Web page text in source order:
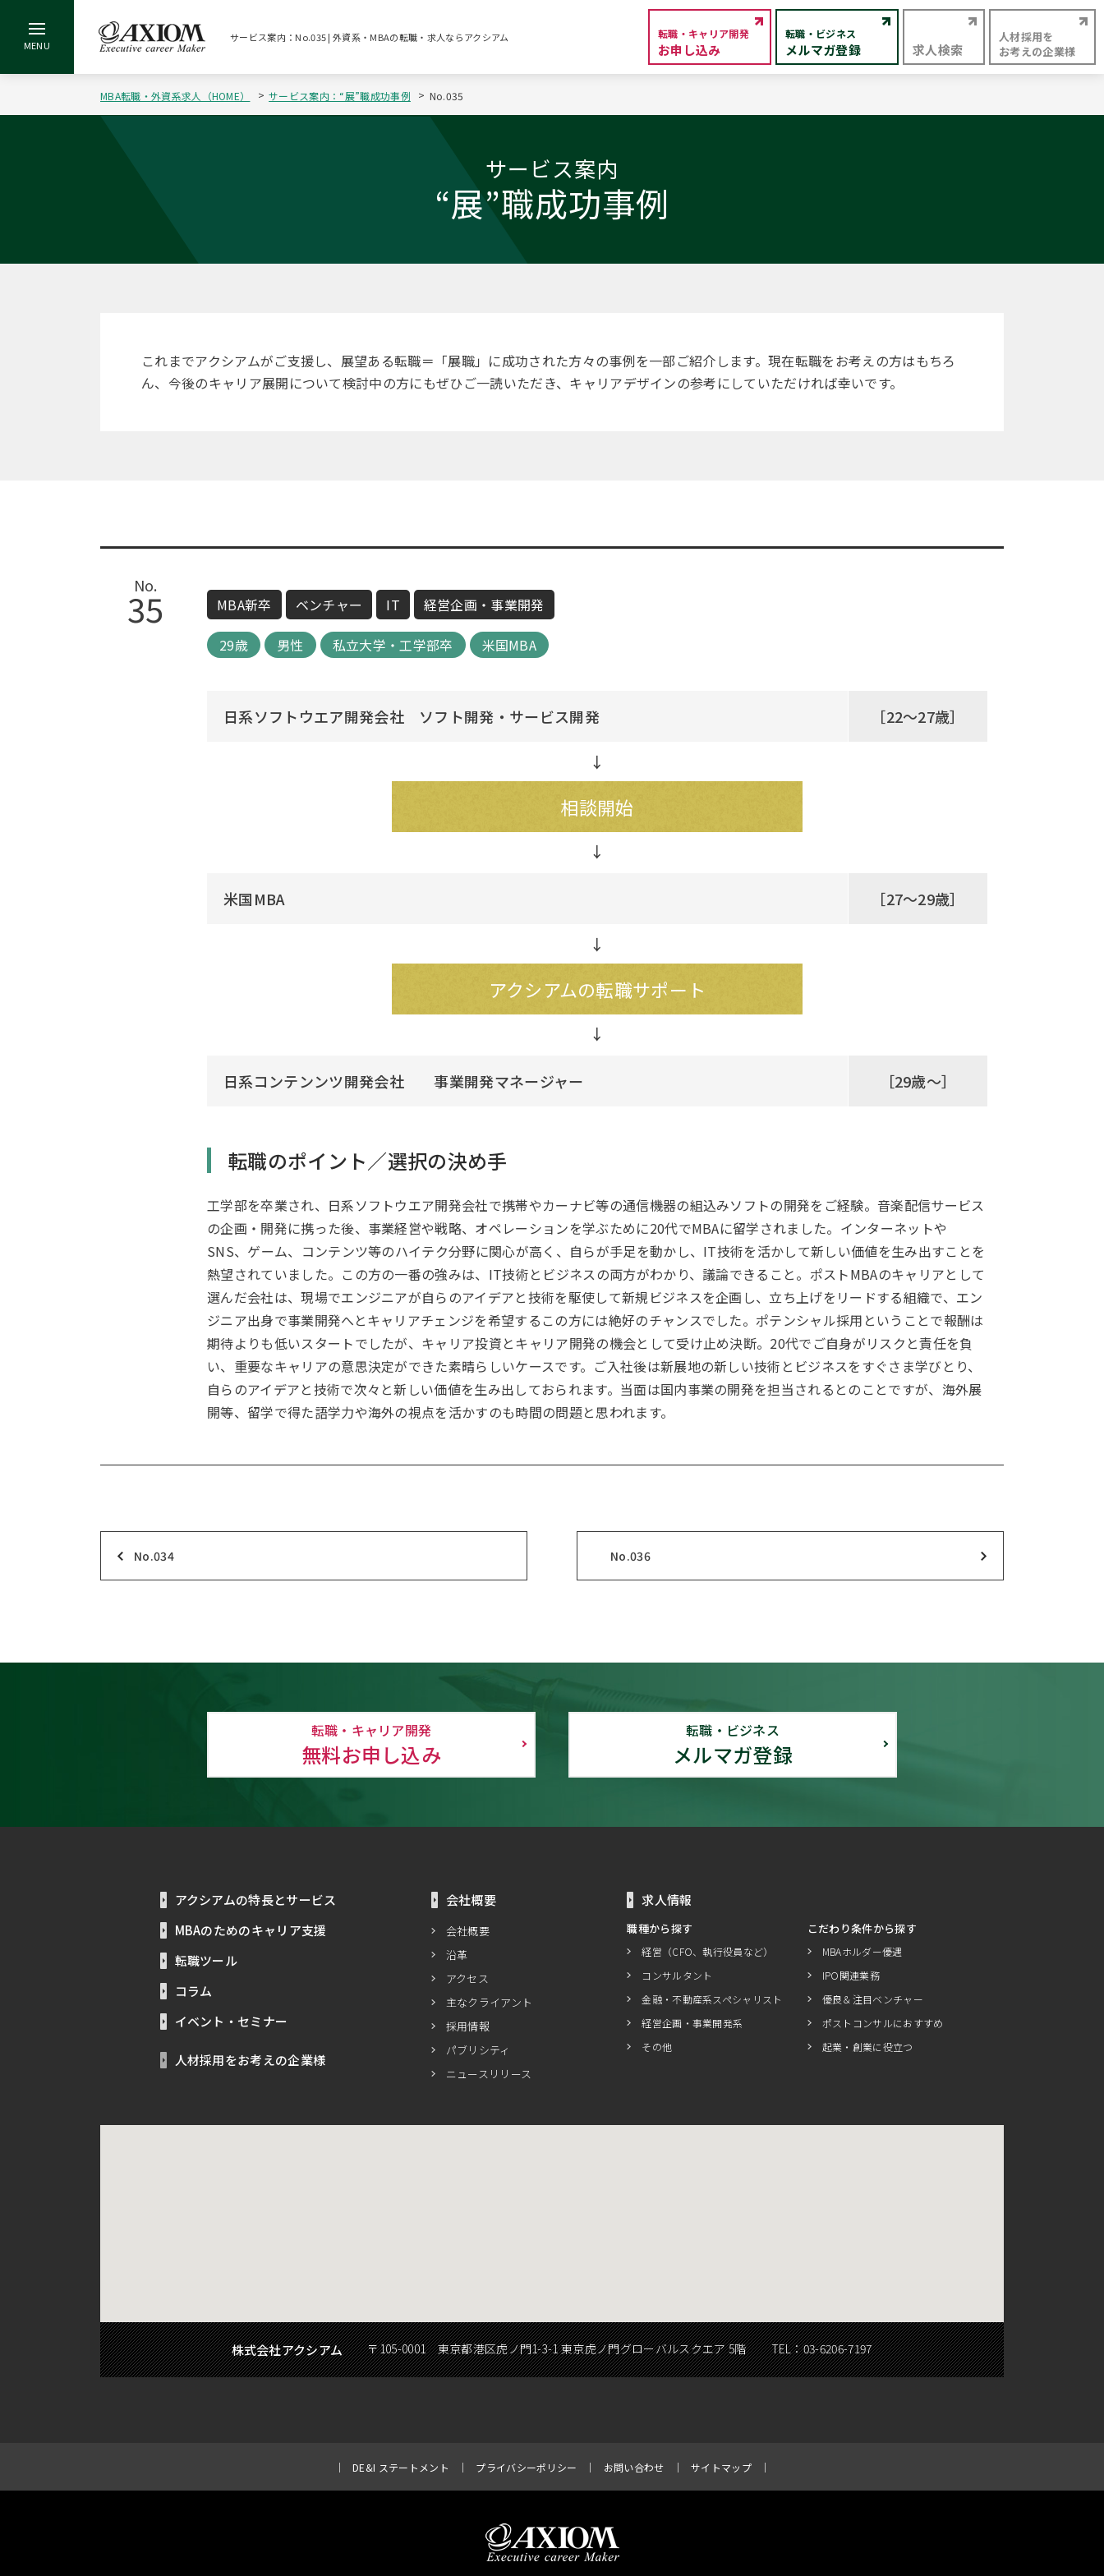
サービス案内：No.035 | 外資系・MBAの転職・求人ならアクシアム 転職・キャリア開発
お申し込み
転職・ビジネス
メルマガ登録 求人検索
人材採用を
お考えの企業様
MBA転職・外資系求人（HOME） サービス案内：“展”職成功事例 No.035
サービス案内
“展”職成功事例
これまでアクシアムがご支援し、展望ある転職＝「展職」に成功された方々の事例を一部ご紹介します。現在転職をお考えの方はもちろ
ん、今後のキャリア展開について検討中の方にもぜひご一読いただき、キャリアデザインの参考にしていただければ幸いです。
No.
35 MBA新卒 ベンチャー IT 経営企画・事業開発
29歳 男性 私立大学・工学部卒 米国MBA
日系ソフトウエア開発会社 ソフト開発・サービス開発 ［22～27歳］
↓
相談開始
米国MBA ［27～29歳］
↓
アクシアムの転職サポート
日系コンテンンツ開発会社 事業開発マネージャー ［29歳～］
転職のポイント／選択の決め手
工学部を卒業され、日系ソフトウエア開発会社で携帯やカーナビ等の通信機器の組込みソフトの開発をご経験。音楽配信サービス
の企画・開発に携った後、事業経営や戦略、オペレーションを学ぶために20代でMBAに留学されました。インターネットや
SNS、ゲーム、コンテンツ等のハイテク分野に関心が高く、自らが手足を動かし、IT技術を活かして新しい価値を生み出すことを
熱望されていました。この方の一番の強みは、IT技術とビジネスの両方がわかり、議論できること。ポストMBAのキャリアとして
選んだ会社は、現場でエンジニアが自らのアイデアと技術を駆使して新規ビジネスを企画し、立ち上げをリードする組織で、エン
ジニア出身で事業開発へとキャリアチェンジを希望するこの方には絶好のチャンスでした。ポテンシャル採用ということで報酬は
期待よりも低いスタートでしたが、キャリア投資とキャリア開発の機会として受け止め決断。20代でご自身がリスクと責任を負
い、重要なキャリアの意思決定ができた素晴らしいケースです。ご入社後は新展地の新しい技術とビジネスをすぐさま学びとり、
自らのアイデアと技術で次々と新しい価値を生み出しておられます。当面は国内事業の開発を担当されるとのことですが、海外展
開等、留学で得た語学力や海外の視点を活かすのも時間の問題と思われます。
No.034 No.036
転職・キャリア開発
無料お申し込み
転職・ビジネス
メルマガ登録
アクシアムの特長とサービス
MBAのためのキャリア支援
転職ツール
コラム
イベント・セミナー
人材採用をお考えの企業様
会社概要
会社概要
沿革
アクセス
主なクライアント
採用情報
パブリシティ
ニュースリリース
求人情報
職種から探す
経営（CFO、執行役員など）
コンサルタント
金融・不動産系スペシャリスト
経営企画・事業開発系
その他
こだわり条件から探す
MBAホルダー優遇
IPO関連業務
優良＆注目ベンチャー
ポストコンサルにおすすめ
起業・創業に役立つ
株式会社アクシアム 〒105-0001 東京都港区虎ノ門1-3-1 東京虎ノ門グローバルスクエア 5階 TEL：03-6206-7197
DE&I ステートメント プライバシーポリシー お問い合わせ サイトマップ